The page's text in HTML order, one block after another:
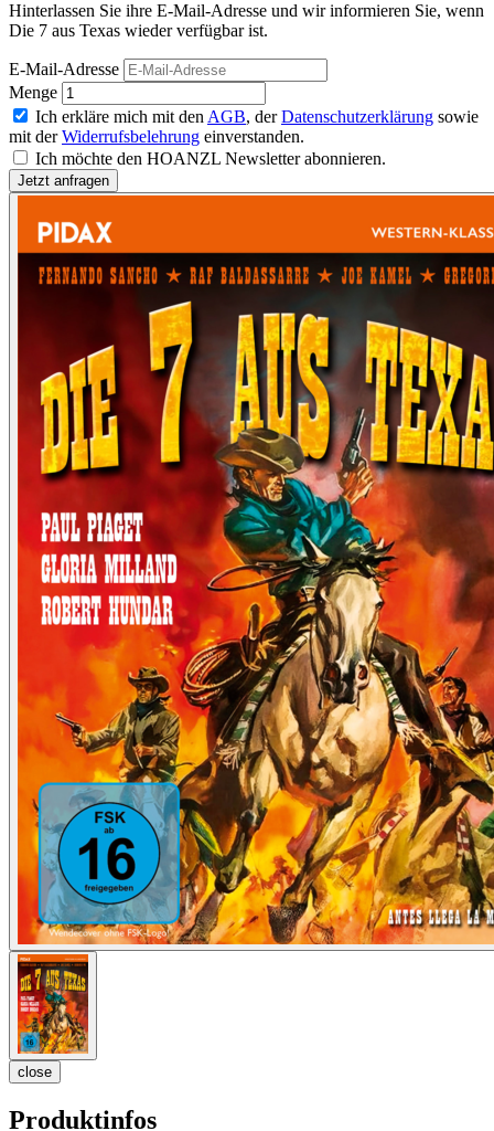
Hinterlassen Sie ihre E-Mail-Adresse und wir informieren Sie, wenn
Die 7 aus Texas wieder verfügbar ist.
E-Mail-Adresse
Menge
Ich erkläre mich mit den AGB, derDatenschutzerklärung sowie
mit derWiderrufsbelehrung einverstanden.
Ich möchte den HOANZL Newsletter abonnieren.
close
Produktinfos